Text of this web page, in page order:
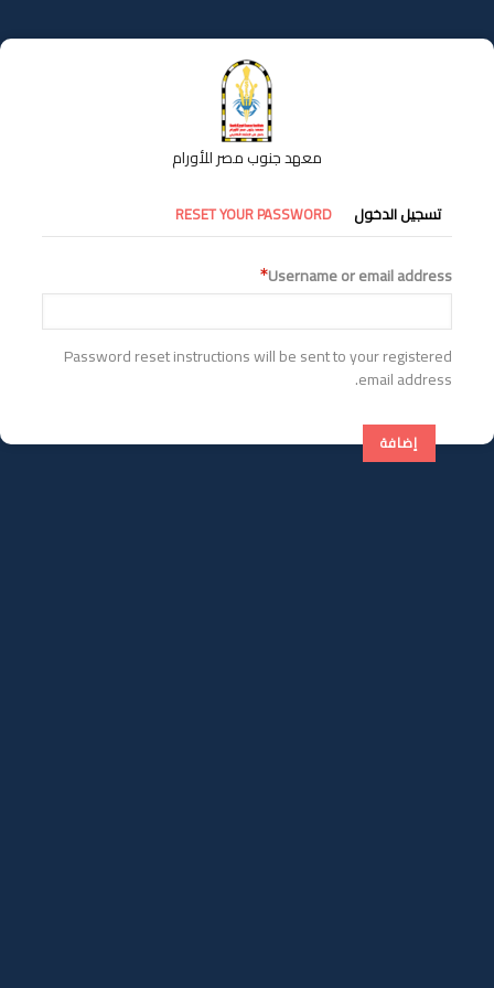
إلى
المحتوى
معهد جنوب مصر للأورام
التبويبات
الأساسية
تسجيل الدخول RESET YOUR PASSWORD
Username or email address
Password reset instructions will be sent to your registered
email address.